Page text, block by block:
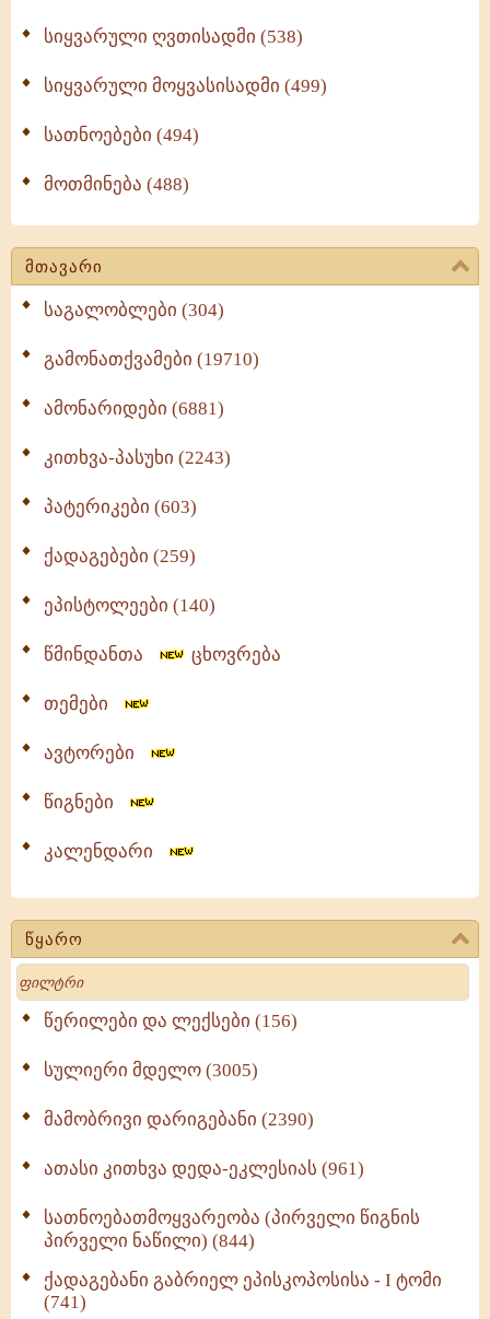
სიყვარული ღვთისადმი (538)
სიყვარული მოყვასისადმი (499)
სათნოებები (494)
მოთმინება (488)
მთავარი
საგალობლები (304)
გამონათქვამები (19710)
ამონარიდები (6881)
კითხვა-პასუხი (2243)
პატერიკები (603)
ქადაგებები (259)
ეპისტოლეები (140)
წმინდანთა ცხოვრება
თემები
ავტორები
წიგნები
კალენდარი
წყარო
Search
წერილები და ლექსები (156)
სულიერი მდელო (3005)
მამობრივი დარიგებანი (2390)
ათასი კითხვა დედა-ეკლესიას (961)
სათნოებათმოყვარეობა (პირველი წიგნის
პირველი ნაწილი) (844)
ქადაგებანი გაბრიელ ეპისკოპოსისა - I ტომი
(741)